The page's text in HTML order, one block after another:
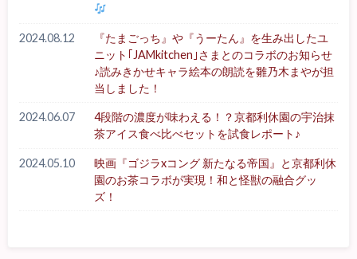
2024.08.12
『たまごっち』や『うーたん』を生み出したユ
ニット｢JAMkitchen｣さまとのコラボのお知らせ
♪読みきかせキャラ絵本の朗読を雛乃木まやが担
当しました！
2024.06.07
4段階の濃度が味わえる！？京都利休園の宇治抹
茶アイス食べ比べセットを試食レポート♪
2024.05.10
映画『ゴジラxコング 新たなる帝国』と京都利休
園のお茶コラボが実現！和と怪獣の融合グッ
ズ！